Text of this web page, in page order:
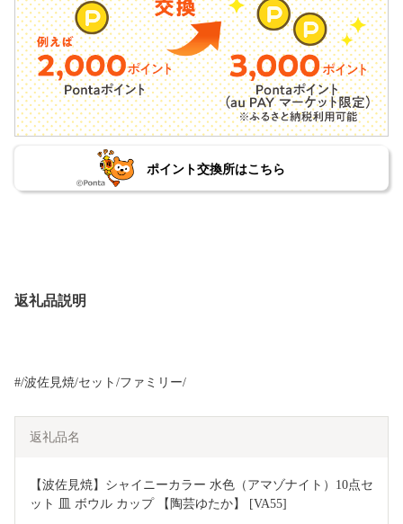
ポイント交換所はこちら
返礼品説明
#/波佐見焼/セット/ファミリー/
返礼品名
【波佐見焼】シャイニーカラー 水色（アマゾナイト）10点セ
ット 皿 ボウル カップ 【陶芸ゆたか】 [VA55]